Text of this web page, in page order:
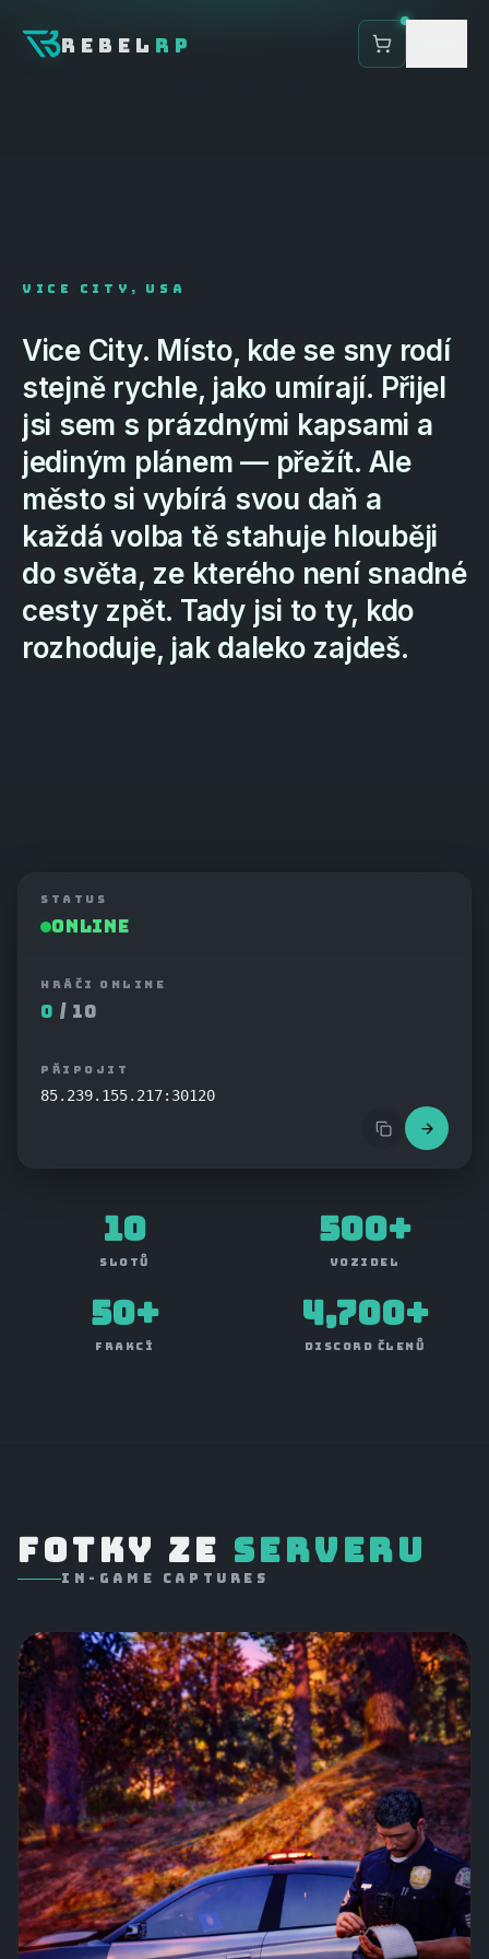
REBEL RP
November 19, 2026
PŘIPOJIT SE NA SERVER
VICE CITY, USA
Vice City. Místo, kde se sny rodí
stejně rychle, jako umírají. Přijel
jsi sem s prázdnými kapsami a
jediným plánem — přežít. Ale
město si vybírá svou daň a
každá volba tě stahuje hlouběji
do světa, ze kterého není snadné
cesty zpět. Tady jsi to ty, kdo
rozhoduje, jak daleko zajdeš.
STATUS
ONLINE
HRÁČI ONLINE
0 / 10
PŘIPOJIT
85.239.155.217:30120
10
SLOTŮ
500+
VOZIDEL
50+
FRAKCÍ
4,700+
DISCORD ČLENŮ
FOTKY ZE SERVERU
IN-GAME CAPTURES